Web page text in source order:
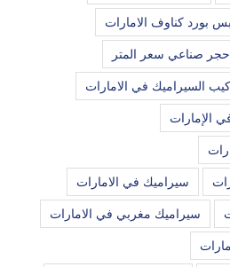
بورد كناوف الامارات
حجر صناعي سعر المتر
السيراميك في الامارات
الإمارات
سيراميك في الامارات
سيراميك مغربي في الامارات